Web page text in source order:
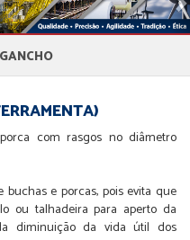
com rasgos no diâmetro
e porcas, pois evita que
ou talhadeira para aperto da
diminuição da vida útil dos